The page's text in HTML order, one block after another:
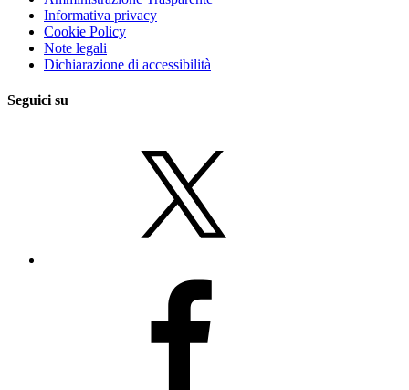
Informativa privacy
Cookie Policy
Note legali
Dichiarazione di accessibilità
Seguici su